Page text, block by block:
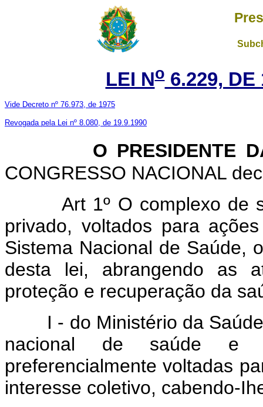
LEI No6.229, DE
Vide Decreto nº 76.973, de 1975
Revogada pela Lei nº 8.080, de 19.9.1990
O PRESIDENTE
CONGRESSO NACIONAL
Art 1º O complexo de
privado, voltados para
Sistema Nacional de Saúde,
desta lei, abrangendo as
proteção e recuperação da
I - do Ministério da Saúde,
nacional de saúde e
preferencialmente voltadas
interesse coletivo, cabendo-